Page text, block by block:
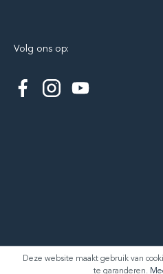
Volg ons op:
Deze website maakt gebruik van
te garanderen.